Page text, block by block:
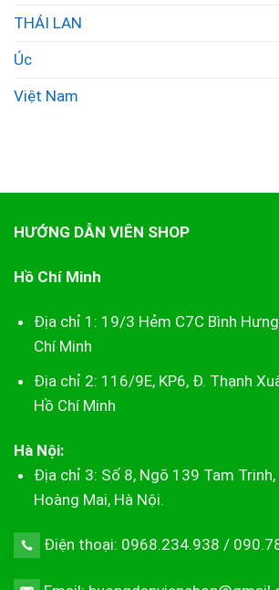
THÁI LAN
Úc
Việt Nam
HƯỚNG DẪN VIÊN SHOP
Hồ Chí Minh
Địa chỉ 1: 19/3 Hẻm C7C Bình
Chí Minh
Địa chỉ 2: 116/9E, KP6, Đ. Thạnh
Hồ Chí Minh
Hà Nội:
Địa chỉ 3: Số 8, Ngõ 139 Tam Trinh,
Hoàng Mai, Hà Nội.
Điện thoại: 0968.234.938 /